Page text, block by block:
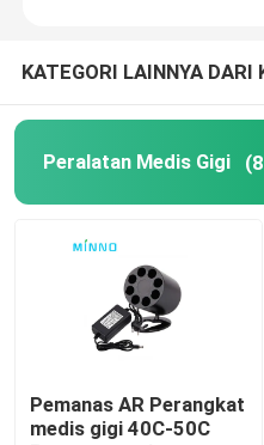
KATEGORI LAINNYA DARI
Peralatan Medis Gigi
Pemanas AR Perangkat
medis gigi 40C-50C